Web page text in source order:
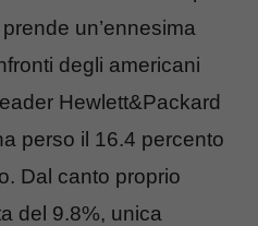
un’ennesima
degli americani
Hewlett&Packard
perso il 16.4 percento
Dal canto proprio
del 9.8%, unica